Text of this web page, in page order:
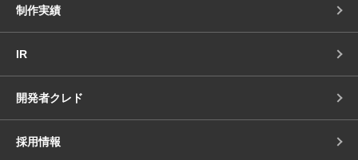
制作実績
IR
開発者クレド
採用情報